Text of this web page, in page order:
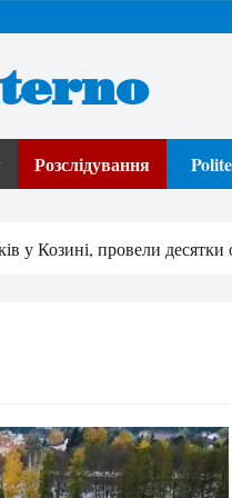
Розслідування
у Козині, провели десятки